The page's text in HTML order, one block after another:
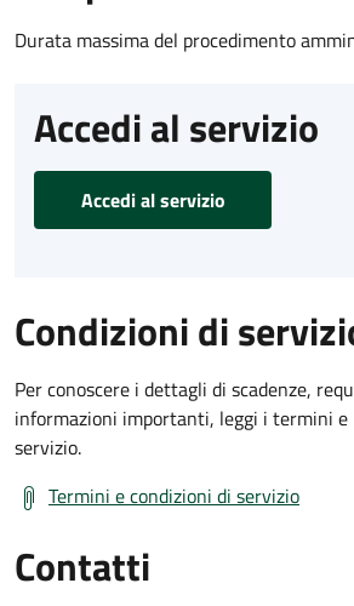
Durata massima del procedimento
Accedi al servizio
Accedi al servizio
Condizioni di
Per conoscere i dettagli di scadenze,
informazioni importanti, leggi i termini e
servizio.
Termini e condizioni di servizio
Contatti